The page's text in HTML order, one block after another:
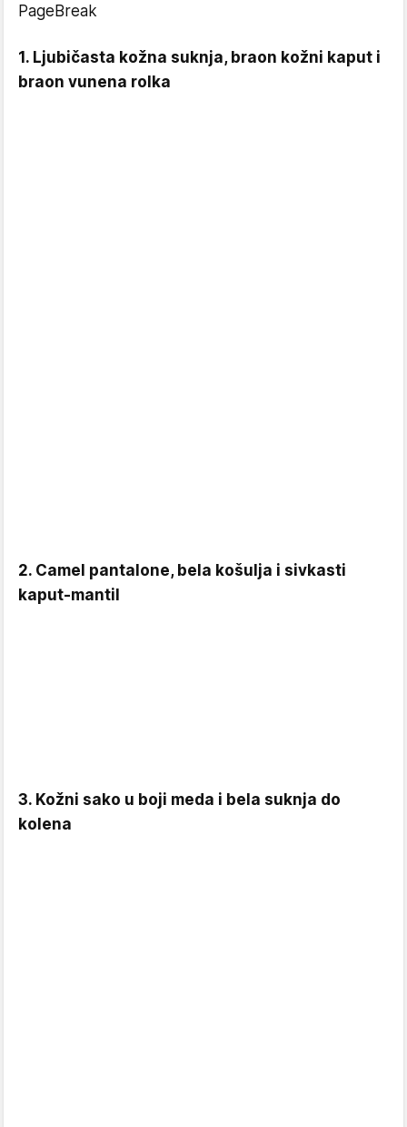
PageBreak
1. Ljubičasta kožna suknja, braon kožni kaput i
braon vunena rolka
2. Camel pantalone, bela košulja i sivkasti
kaput-mantil
3. Kožni sako u boji meda i bela suknja do
kolena